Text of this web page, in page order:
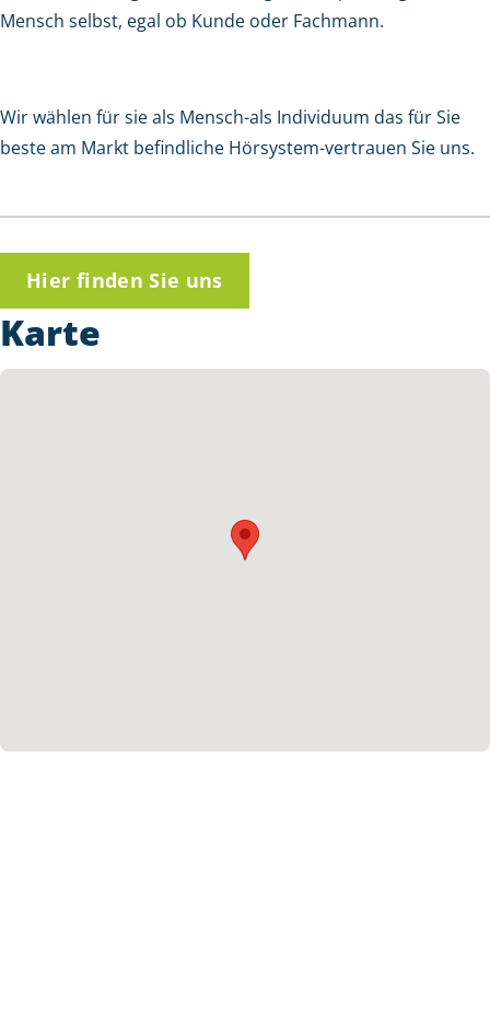
Mensch selbst, egal ob Kunde oder Fachmann.
Wir wählen für sie als Mensch-als Individuum das für Sie
beste am Markt befindliche Hörsystem-vertrauen Sie uns.
Hier finden Sie uns
Karte